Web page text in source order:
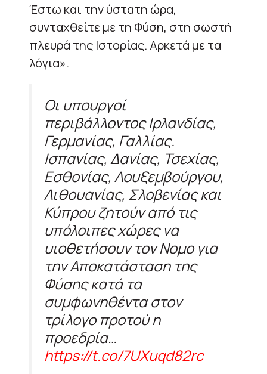
Έστω και την ύστατη ώρα,
συνταχθείτε με τη Φύση, στη σωστή
πλευρά της Ιστορίας. Αρκετά με τα
λόγια».
Οι υπουργοί
περιβάλλοντος Ιρλανδίας,
Γερμανίας, Γαλλίας.
Ισπανίας, Δανίας, Τσεχίας,
Εσθονίας, Λουξεμβούργου,
Λιθουανίας, Σλοβενίας και
Κύπρου ζητούν από τις
υπόλοιπες χώρες να
υιοθετήσουν τον Νομο για
την Αποκατάσταση της
Φύσης κατά τα
συμφωνηθέντα στον
τρίλογο προτού η
προεδρία…
https://t.co/7UXuqd82rc